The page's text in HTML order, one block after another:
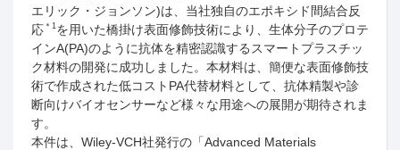
エリック・ジョンソン)は、当社独自のエポキシド間結合反
応 ＊ 1を用いた橋掛け表面修飾技術により、生体分子のプロテ
インA(PA)のように抗体を精密認識するスマートプラスチッ
ク材料の開発に成功しました。本材料は、簡便な表面修飾技
術で作成された低コスト PA代替材料として、抗体精製や診
断向けバイオセンサーなど様々な用途への展開が期待されま
す。
本件は、 Wiley-VCH社発行の「Advanced Materials